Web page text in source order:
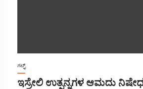
ಗಲ್ಫ್
ಇಸ್ರೇಲಿ ಉತ್ಪನ್ನಗಳ ಆಮದು